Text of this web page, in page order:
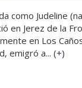
como Judeline
en Jerez de la
en Los
emigró a... (+)